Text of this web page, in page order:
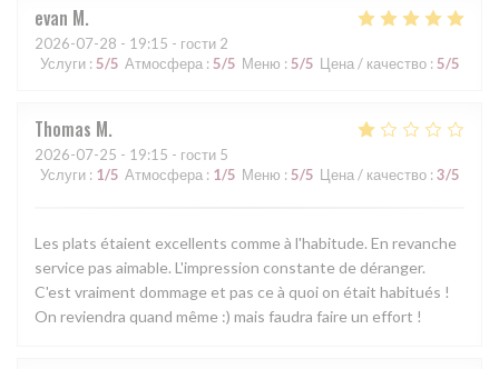
evan M
2026-07-28 - 19:15 - гости 2
Услуги : 5/5 Атмосфера : 5/5 Меню : 5/5 Цена / качество : 5/5
Thomas M
2026-07-25 - 19:15 - гости 5
Услуги : 1/5 Атмосфера : 1/5 Меню : 5/5 Цена / качество : 3/5
Les plats étaient excellents comme à l'habitude. En revanche
service pas aimable. L'impression constante de déranger.
C'est vraiment dommage et pas ce à quoi on était habitués !
On reviendra quand même :) mais faudra faire un effort !